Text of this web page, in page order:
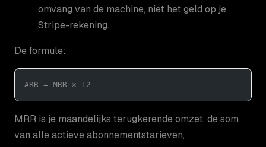
omvang van de machine, niet het geld op je
Stripe-rekening.
De formule:
ARR = MRR × 12
MRR is je maandelijks terugkerende omzet, de som
van alle actieve abonnementstarieven,